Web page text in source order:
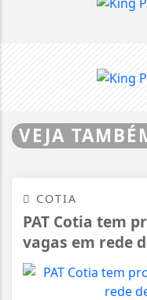
VEJA
COTIA
PAT Cotia tem
vagas em rede